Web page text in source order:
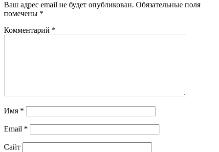
Ваш адрес email не будет опубликован. Обязательные поля
помечены *
Комментарий *
Имя *
Email *
Сайт